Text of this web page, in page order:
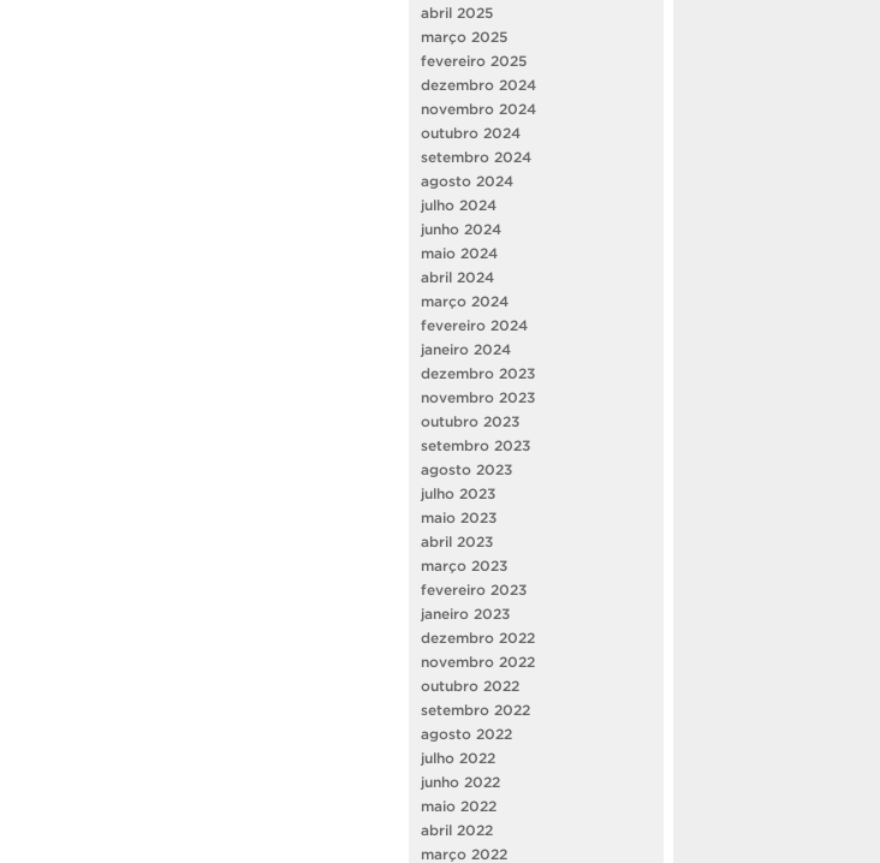
abril 2025
março 2025
fevereiro 2025
dezembro 2024
novembro 2024
outubro 2024
setembro 2024
agosto 2024
julho 2024
junho 2024
maio 2024
abril 2024
março 2024
fevereiro 2024
janeiro 2024
dezembro 2023
novembro 2023
outubro 2023
setembro 2023
agosto 2023
julho 2023
maio 2023
abril 2023
março 2023
fevereiro 2023
janeiro 2023
dezembro 2022
novembro 2022
outubro 2022
setembro 2022
agosto 2022
julho 2022
junho 2022
maio 2022
abril 2022
março 2022